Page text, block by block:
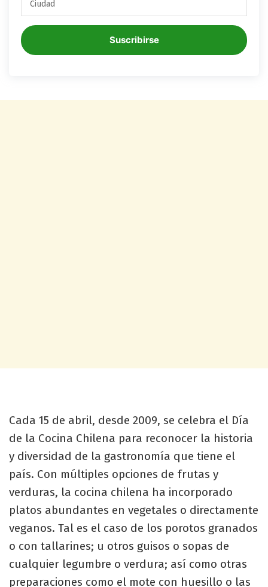
Suscribirse
Cada 15 de abril, desde 2009, se celebra el Día
de la Cocina Chilena para reconocer la historia
y diversidad de la gastronomía que tiene el
país. Con múltiples opciones de frutas y
verduras, la cocina chilena ha incorporado
platos abundantes en vegetales o directamente
veganos. Tal es el caso de los porotos granados
o con tallarines; u otros guisos o sopas de
cualquier legumbre o verdura; así como otras
preparaciones como el mote con huesillo o las